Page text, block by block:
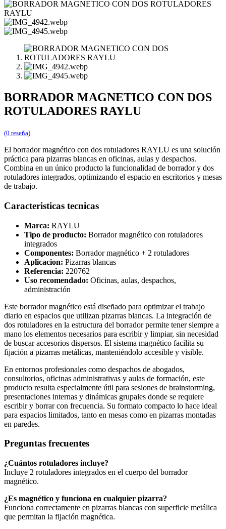
BORRADOR MAGNETICO CON DOS
ROTULADORES RAYLU
(0 reseña)
El borrador magnético con dos rotuladores RAYLU es una solución
práctica para pizarras blancas en oficinas, aulas y despachos.
Combina en un único producto la funcionalidad de borrador y dos
rotuladores integrados, optimizando el espacio en escritorios y mesas
de trabajo.
Caracteristicas tecnicas
Marca: RAYLU
Tipo de producto: Borrador magnético con rotuladores
integrados
Componentes: Borrador magnético + 2 rotuladores
Aplicacion: Pizarras blancas
Referencia: 220762
Uso recomendado: Oficinas, aulas, despachos,
administración
Este borrador magnético está diseñado para optimizar el trabajo
diario en espacios que utilizan pizarras blancas. La integración de
dos rotuladores en la estructura del borrador permite tener siempre a
mano los elementos necesarios para escribir y limpiar, sin necesidad
de buscar accesorios dispersos. El sistema magnético facilita su
fijación a pizarras metálicas, manteniéndolo accesible y visible.
En entornos profesionales como despachos de abogados,
consultorios, oficinas administrativas y aulas de formación, este
producto resulta especialmente útil para sesiones de brainstorming,
presentaciones internas y dinámicas grupales donde se requiere
escribir y borrar con frecuencia. Su formato compacto lo hace ideal
para espacios limitados, tanto en mesas como en pizarras montadas
en paredes.
Preguntas frecuentes
¿Cuántos rotuladores incluye?
Incluye 2 rotuladores integrados en el cuerpo del borrador
magnético.
¿Es magnético y funciona en cualquier pizarra?
Funciona correctamente en pizarras blancas con superficie metálica
que permitan la fijación magnética.